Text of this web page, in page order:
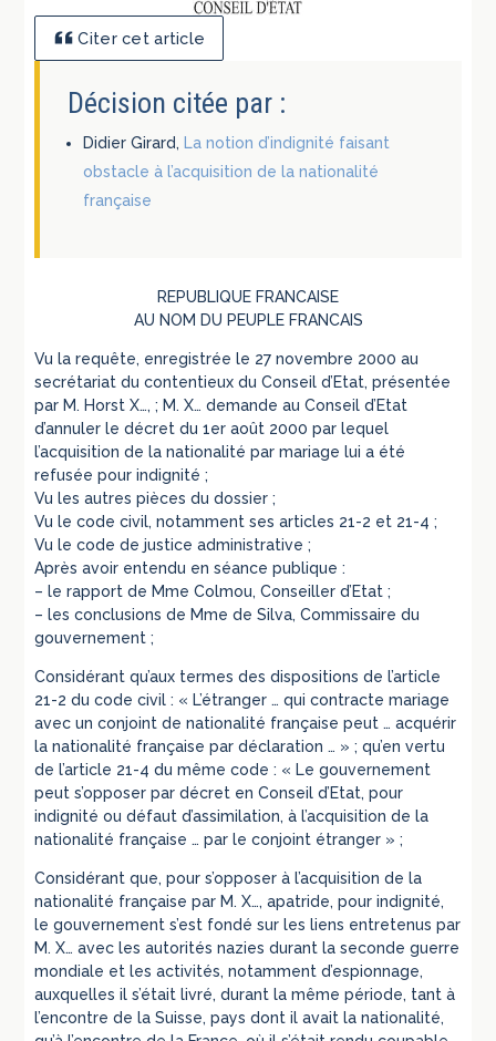
Citer cet article
Décision citée par :
Didier Girard, La notion d’indignité faisant
obstacle à l’acquisition de la nationalité
française
REPUBLIQUE FRANCAISE
AU NOM DU PEUPLE FRANCAIS
Vu la requête, enregistrée le 27 novembre 2000 au
secrétariat du contentieux du Conseil d’Etat, présentée
par M. Horst X…, ; M. X… demande au Conseil d’Etat
d’annuler le décret du 1er août 2000 par lequel
l’acquisition de la nationalité par mariage lui a été
refusée pour indignité ;
Vu les autres pièces du dossier ;
Vu le code civil, notamment ses articles 21-2 et 21-4 ;
Vu le code de justice administrative ;
Après avoir entendu en séance publique :
– le rapport de Mme Colmou, Conseiller d’Etat ;
– les conclusions de Mme de Silva, Commissaire du
gouvernement ;
Considérant qu’aux termes des dispositions de l’article
21-2 du code civil : « L’étranger … qui contracte mariage
avec un conjoint de nationalité française peut … acquérir
la nationalité française par déclaration … » ; qu’en vertu
de l’article 21-4 du même code : « Le gouvernement
peut s’opposer par décret en Conseil d’Etat, pour
indignité ou défaut d’assimilation, à l’acquisition de la
nationalité française … par le conjoint étranger » ;
Considérant que, pour s’opposer à l’acquisition de la
nationalité française par M. X…, apatride, pour indignité,
le gouvernement s’est fondé sur les liens entretenus par
M. X… avec les autorités nazies durant la seconde guerre
mondiale et les activités, notamment d’espionnage,
auxquelles il s’était livré, durant la même période, tant à
l’encontre de la Suisse, pays dont il avait la nationalité,